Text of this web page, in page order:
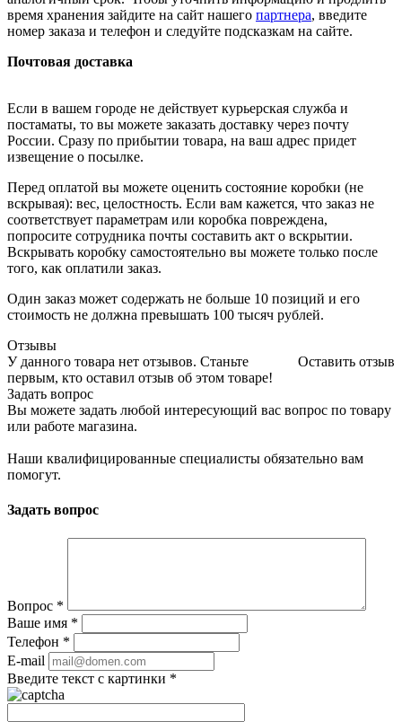
время хранения зайдите на сайт нашего партнера, введите
номер заказа и телефон и следуйте подсказкам на сайте.
Почтовая доставка
Если в вашем городе не действует курьерская служба и
постаматы, то вы можете заказать доставку через почту
России. Сразу по прибытии товара, на ваш адрес придет
извещение о посылке.
Перед оплатой вы можете оценить состояние коробки (не
вскрывая): вес, целостность. Если вам кажется, что заказ не
соответствует параметрам или коробка повреждена,
попросите сотрудника почты составить акт о вскрытии.
Вскрывать коробку самостоятельно вы можете только после
того, как оплатили заказ.
Один заказ может содержать не больше 10 позиций и его
стоимость не должна превышать 100 тысяч рублей.
Отзывы
Оставить отзыв
У данного товара нет отзывов. Станьте
первым, кто оставил отзыв об этом товаре!
Задать вопрос
Вы можете задать любой интересующий вас вопрос по товару
или работе магазина.
Наши квалифицированные специалисты обязательно вам
помогут.
Задать вопрос
Вопрос *
Ваше имя *
Телефон *
E-mail
Введите текст с картинки *